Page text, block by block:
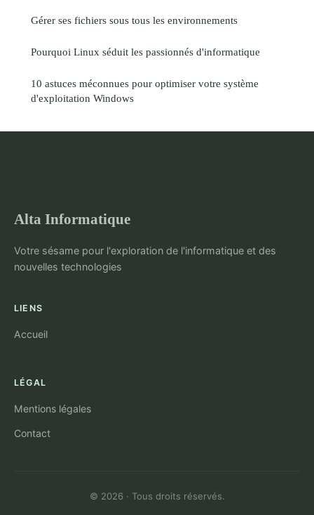
Gérer ses fichiers sous tous les environnements
Pourquoi Linux séduit les passionnés d'informatique
10 astuces méconnues pour optimiser votre système
d'exploitation Windows
Alta Informatique
Votre sésame pour l'exploration de l'informatique et des
nouvelles technologies
LIENS
Accueil
LÉGAL
Mentions légales
Contact
© 2026 · Tous droits réservés.